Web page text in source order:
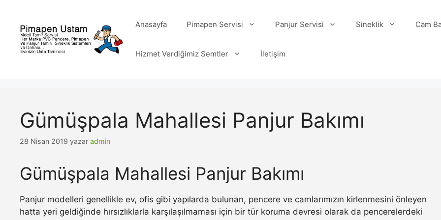
Anasayfa Pimapen Servisi Panjur Servisi Sineklik Cam
Hizmet Verdiğimiz Semtler İletişim
Gümüşpala Mahallesi Panjur Bakımı
28 Nisan 2019 yazar admin
Gümüşpala Mahallesi Panjur Bakımı
Panjur modelleri genellikle ev, ofis gibi yapılarda bulunan, pencere ve camlarımızın kirlenmesini önleyen
hatta yeri geldiğinde hırsızlıklarla karşılaşılmaması için bir tür koruma devresi olarak da pencerelerdeki